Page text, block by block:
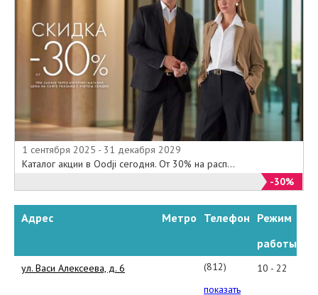
1 сентября 2025 - 31 декабря 2029
Каталог акции в Oodji сегодня. От 30% на расп...
-30%
Адрес Метро Телефон Режим
работы
ул. Васи Алексеева, д. 6
(812)
454-
показать
10 - 22